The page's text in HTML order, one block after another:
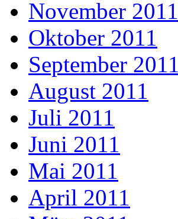
November 2011
Oktober 2011
September 2011
August 2011
Juli 2011
Juni 2011
Mai 2011
April 2011